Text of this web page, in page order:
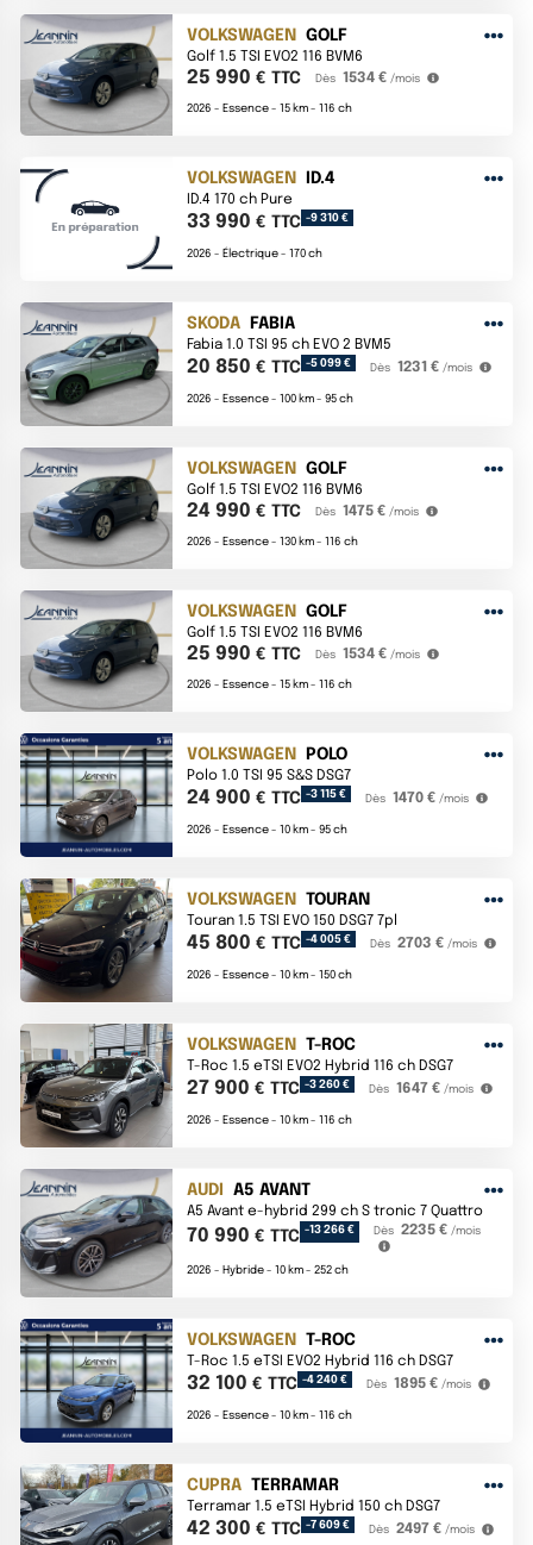
VOLKSWAGEN GOLF
Golf 1.5 TSI EVO2 116 BVM6
25 990 € TTC Dès 1534 € /mois
2026 - Essence - 15 km - 116 ch
VOLKSWAGEN ID.4
ID.4 170 ch Pure
33 990 € TTC -9 310 €
2026 - Électrique - 170 ch
SKODA FABIA
Fabia 1.0 TSI 95 ch EVO 2 BVM5
20 850 € TTC -5 099 € Dès 1231 € /mois
2026 - Essence - 100 km - 95 ch
VOLKSWAGEN GOLF
Golf 1.5 TSI EVO2 116 BVM6
24 990 € TTC Dès 1475 € /mois
2026 - Essence - 130 km - 116 ch
VOLKSWAGEN GOLF
Golf 1.5 TSI EVO2 116 BVM6
25 990 € TTC Dès 1534 € /mois
2026 - Essence - 15 km - 116 ch
VOLKSWAGEN POLO
Polo 1.0 TSI 95 S&S DSG7
24 900 € TTC -3 115 € Dès 1470 € /mois
2026 - Essence - 10 km - 95 ch
VOLKSWAGEN TOURAN
Touran 1.5 TSI EVO 150 DSG7 7pl
45 800 € TTC -4 005 € Dès 2703 € /mois
2026 - Essence - 10 km - 150 ch
VOLKSWAGEN T-ROC
T-Roc 1.5 eTSI EVO2 Hybrid 116 ch DSG7
27 900 € TTC -3 260 € Dès 1647 € /mois
2026 - Essence - 10 km - 116 ch
AUDI A5 AVANT
A5 Avant e-hybrid 299 ch S tronic 7 Quattro
70 990 € TTC -13 266 € Dès 2235 € /mois
2026 - Hybride - 10 km - 252 ch
VOLKSWAGEN T-ROC
T-Roc 1.5 eTSI EVO2 Hybrid 116 ch DSG7
32 100 € TTC -4 240 € Dès 1895 € /mois
2026 - Essence - 10 km - 116 ch
CUPRA TERRAMAR
Terramar 1.5 eTSI Hybrid 150 ch DSG7
42 300 € TTC -7 609 € Dès 2497 € /mois